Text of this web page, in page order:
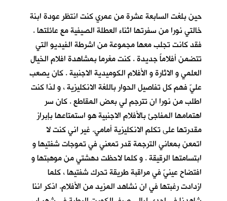
حين بلغت السابعة عشرة من عمري كنت انتظر عودة ابنة
خالتي نورا من سفرتها اثناء العطلة الصيفية مع عائلتها .
فقد كانت تجلب معها مجموعة من اشرطة الفيديو التي
تتضمن أفلاماً جديدة . كنت مغرما بمشاهدة افلام الخيال
العلمي و الاثارة و الأفلام الكوميدية الاجنبية . كان يصعب
عليّ فهم كل تفاصيل الحوار باللغة الانكليزية ، و لذا كنت
اطلب من نورا ان تترجم لي بعض المقاطع . كان سر
اهتمامها المفاجئ بالأفلام الاجنبية هو استمتاعها بإبراز
مقدرتها على تكلم الانكليزية أمامي. غير اني كنت لا
اتمعن بمعاني الترجمة قدر تمعني في تموجات شفتيها و
ابتسامتها الرقيقة . و كلما لاحظت دهشتي من موهبتها و
افتضاح عينيّ في مراقبة طريقة تحرك شفتيها ، كلما
ازدادت رغبتها في ان نشاهد المزيد من الأفلام. اذكر اننا